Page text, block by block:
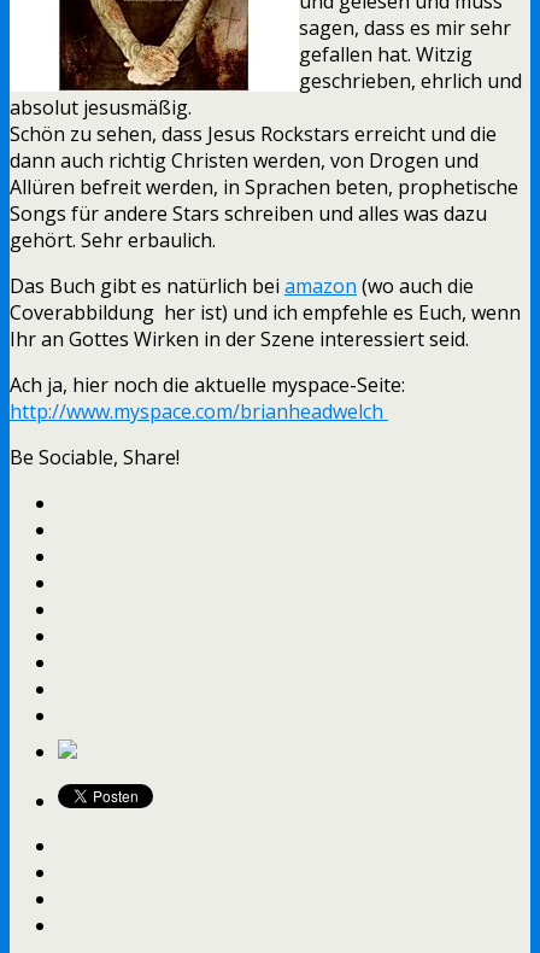
sagen, dass es mir sehr
gefallen hat. Witzig
geschrieben, ehrlich und
absolut jesusmäßig.
Schön zu sehen, dass Jesus Rockstars erreicht und die
dann auch richtig Christen werden, von Drogen und
Allüren befreit werden, in Sprachen beten, prophetische
Songs für andere Stars schreiben und alles was dazu
gehört. Sehr erbaulich.
Das Buch gibt es natürlich bei amazon (wo auch die
Coverabbildung her ist) und ich empfehle es Euch, wenn
Ihr an Gottes Wirken in der Szene interessiert seid.
Ach ja, hier noch die aktuelle myspace-Seite:
http://www.myspace.com/brianheadwelch
Be Sociable, Share!